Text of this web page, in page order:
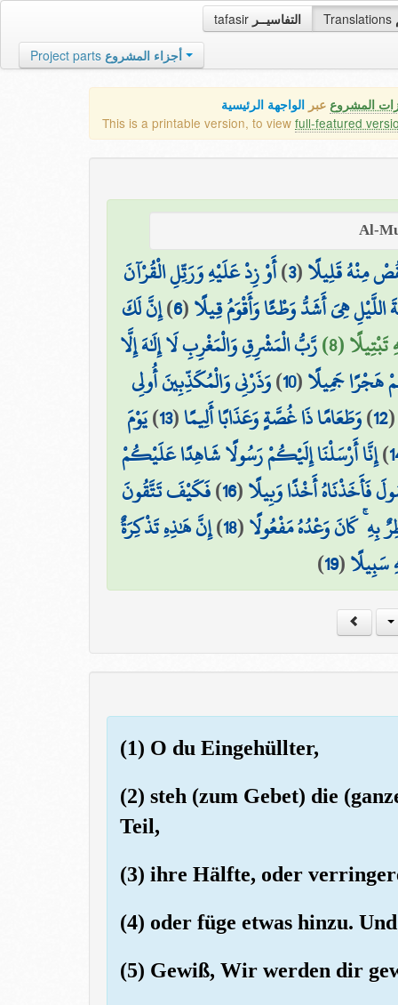
tafasir التفاسيــر Translations
Project parts أجزاء المشروع
المشروع عبر الواجهة الرئيسية
This is a printable version, to view full-featured
مِنْهُ قَلِيلًا(
3
)أَوْ زِدْ عَلَيْهِ وَرَتِّلِ الْقُرْآنَ
اللَّيْلِ هِيَ أَشَدُّ وَطْئًا وَأَقْوَمُ قِيلًا(
6
)إِنَّ لَكَ
(8) رَّبُّ الْمَشْرِقِ وَالْمَغْرِبِ لَا إِلَٰهَ إِلَّا
هَجْرًا جَمِيلًا(
10
)وَذَرْنِي وَالْمُكَذِّبِينَ أُولِي
12
)وَطَعَامًا ذَا غُصَّةٍ وَعَذَابًا أَلِيمًا(
13
)يَوْمَ
)إِنَّا أَرْسَلْنَا إِلَيْكُمْ رَسُولًا شَاهِدًا عَلَيْكُمْ
فَأَخَذْنَاهُ أَخْذًا وَبِيلًا(
16
)فَكَيْفَ تَتَّقُونَ
بِهِ ۚ كَانَ وَعْدُهُ مَفْعُولًا(
18
)إِنَّ هَٰذِهِ تَذْكِرَةٌ
سَبِيلًا(
19
)
(1) O du Eingehüllter,
(2) steh (zum Gebet) die
Teil,
(3) ihre Hälfte, oder
(4) oder füge etwas hinzu.
(5) Gewiß, Wir werden dir